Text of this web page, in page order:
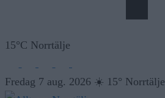
15°C Norrtälje
Fredag 7 aug. 2026 ☀️ 15° Norrtälje